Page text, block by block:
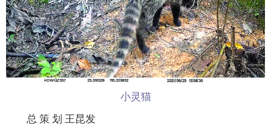
小灵猫
总 策 划 王昆发